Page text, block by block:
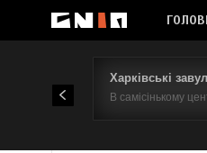
Харківські
В самісінькому